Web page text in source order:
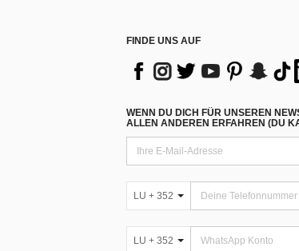
FINDE UNS AUF
WENN DU DICH FÜR UNSEREN
ALLEN ANDEREN ERFAHREN (DU
LU + 352
LU + 352